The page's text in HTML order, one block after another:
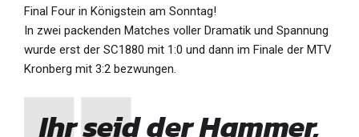
Final Four in Königstein am Sonntag!
In zwei packenden Matches voller Dramatik und Spannung
wurde erst der SC1880 mit 1:0 und dann im Finale der MTV
Kronberg mit 3:2 bezwungen.
Ihr seid der Hammer,